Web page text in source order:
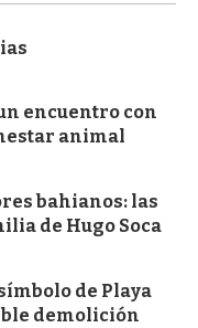
encuentro con
animal
bahianos: las
de Hugo Soca
de Playa
demolición